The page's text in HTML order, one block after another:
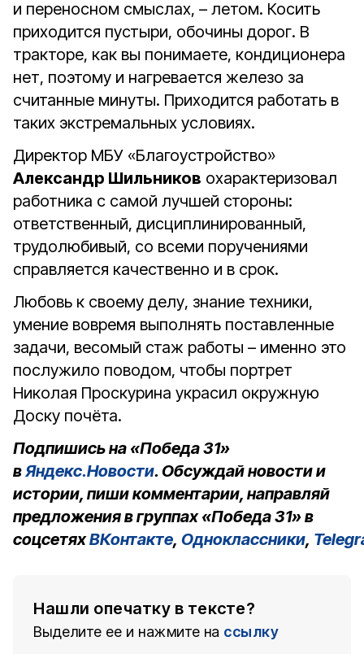
и переносном смыслах, – летом. Косить
приходится пустыри, обочины дорог. В
тракторе, как вы понимаете, кондиционера
нет, поэтому и нагревается железо за
считанные минуты. Приходится работать в
таких экстремальных условиях.
Директор МБУ «Благоустройство»
Александр Шильников охарактеризовал
работника с самой лучшей стороны:
ответственный, дисциплинированный,
трудолюбивый, со всеми поручениями
справляется качественно и в срок.
Любовь к своему делу, знание техники,
умение вовремя выполнять поставленные
задачи, весомый стаж работы – именно это
послужило поводом, чтобы портрет
Николая Проскурина украсил окружную
Доску почёта.
Подпишись на «Победа 31»
вЯндекс.Новости. Обсуждай новости и
истории, пиши комментарии, направляй
предложения в группах «Победа 31» в
соцсетяхВКонтакте, Одноклассники,
Нашли опечатку в тексте?
Выделите ее и нажмите на ссылку